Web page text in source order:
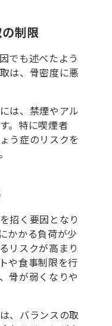
制限
でも述べたよう
は、骨密度に悪
は、禁煙やアル
。特に喫煙者
う症のリスクを
招く要因となり
かかる負荷が少
リスクが高まり
や食事制限を行
骨が弱くなりや
、バランスの取